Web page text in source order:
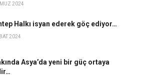
2024
Halkı isyan ederek göç ediyor…
2024
Asya’da yeni bir güç ortaya